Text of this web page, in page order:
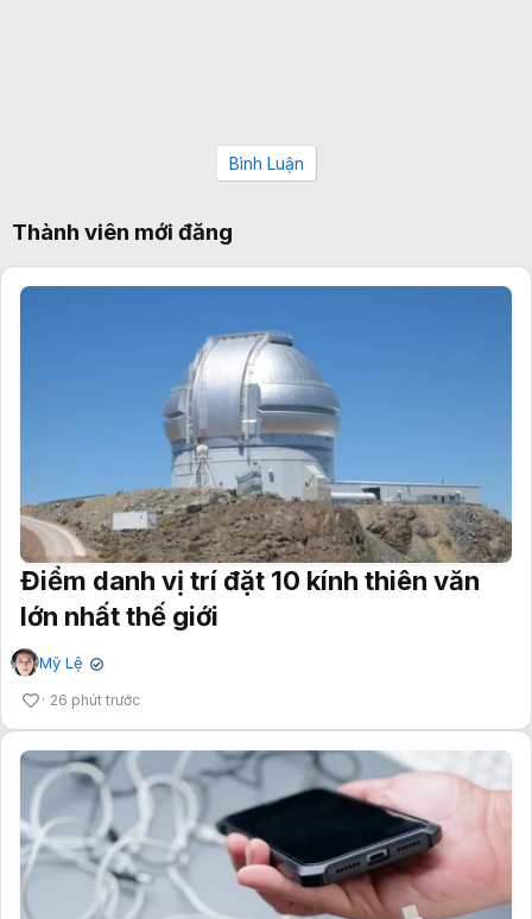
Bình Luận
Thành viên mới đăng
Điểm danh vị trí đặt 10 kính thiên văn
lớn nhất thế giới
Mỹ Lệ ✔
26 phút trước